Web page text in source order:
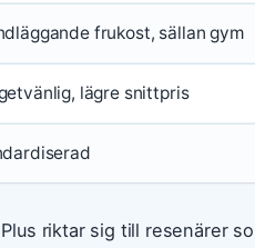
frukost, sällan gym
lägre snittpris
riktar sig till resenärer